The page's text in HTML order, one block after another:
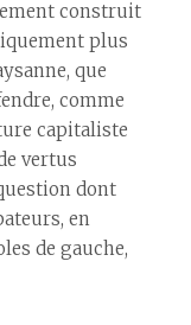
construit
plus
que
comme
capitaliste
vertus
dont
en
de gauche,